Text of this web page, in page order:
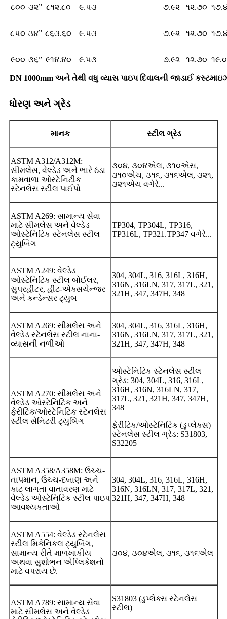
૮૦૦ ૩૨” ૮૧૨.૮૦ ૯.૫૩ ૭.૯૨ ૧૨.૭૦
૮૫૦ ૩૪” ૮૬૩.૬૦ ૯.૫૩ ૭.૯૨ ૧૨.૭૦
૯૦૦ ૩૬” ૯૧૪.૪૦ ૯.૫૩ ૭.૯૨ ૧૨.૭૦
DN 1000mm અને તેથી વધુ વ્યાસ પાઇપ દિવાલની જાડાઈ
ધોરણ અને ગ્રેડ
માનક સ્ટીલ ગ્રેડ
ASTM A312/A312M:
સીમલેસ, વેલ્ડેડ અને ભારે ઠંડા
કામવાળા ઓસ્ટેનિટીક
સ્ટેનલેસ સ્ટીલ પાઈપો
૩૦૪, ૩૦૪એલ, ૩૧૦એસ,
૩૧૦એચ, ૩૧૬, ૩૧૬એલ, ૩૨૧,
૩૨૧એચ વગેરે...
ASTM A269: સામાન્ય સેવા
માટે સીમલેસ અને વેલ્ડેડ
ઓસ્ટેનિટિક સ્ટેનલેસ સ્ટીલ
ટ્યુબિંગ
TP304, TP304L, TP316,
TP316L, TP321.TP347 વગેરે...
ASTM A249: વેલ્ડેડ
ઓસ્ટેનિટિક સ્ટીલ બોઈલર,
સુપરહીટર, હીટ-એક્સચેન્જર
અને કન્ડેન્સર ટ્યુબ
304, 304L, 316, 316L, 316H,
316N, 316LN, 317, 317L, 321,
321H, 347, 347H, 348
ASTM A269: સીમલેસ અને
વેલ્ડેડ સ્ટેનલેસ સ્ટીલ નાના-
વ્યાસની નળીઓ
304, 304L, 316, 316L, 316H,
316N, 316LN, 317, 317L, 321,
321H, 347, 347H, 348
ASTM A270: સીમલેસ અને
વેલ્ડેડ ઓસ્ટેનિટિક અને
ફેરીટિક/ઓસ્ટેનિટિક સ્ટેનલેસ
સ્ટીલ સેનિટરી ટ્યુબિંગ
ઓસ્ટેનિટિક સ્ટેનલેસ સ્ટીલ
ગ્રેડ: 304, 304L, 316, 316L,
316H, 316N, 316LN, 317,
317L, 321, 321H, 347, 347H,
348
ફેરીટિક/ઓસ્ટેનિટિક (ડુપ્લેક્સ)
સ્ટેનલેસ સ્ટીલ ગ્રેડ: S31803,
S32205
ASTM A358/A358M: ઉચ્ચ-
તાપમાન, ઉચ્ચ-દબાણ અને
કાટ લાગતા વાતાવરણ માટે
વેલ્ડેડ ઓસ્ટેનિટિક સ્ટીલ પાઇપ
આવશ્યકતાઓ
304, 304L, 316, 316L, 316H,
316N, 316LN, 317, 317L, 321,
321H, 347, 347H, 348
ASTM A554: વેલ્ડેડ સ્ટેનલેસ
સ્ટીલ મિકેનિકલ ટ્યુબિંગ,
સામાન્ય રીતે માળખાકીય
અથવા સુશોભન એપ્લિકેશનો
માટે વપરાય છે.
૩૦૪, ૩૦૪એલ, ૩૧૬, ૩૧૬એલ
ASTM A789: સામાન્ય સેવા
માટે સીમલેસ અને વેલ્ડેડ
S31803 (ડુપ્લેક્સ સ્ટેનલેસ
સ્ટીલ)